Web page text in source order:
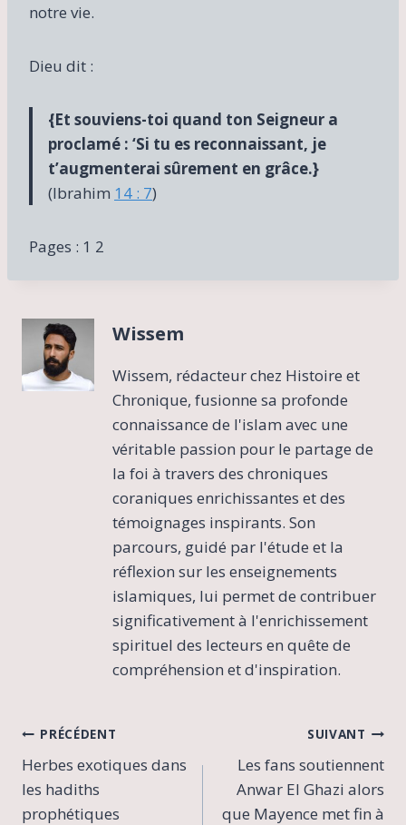
notre vie.
Dieu dit :
{Et souviens-toi quand ton Seigneur a
proclamé : ‘Si tu es reconnaissant, je
t’augmenterai sûrement en grâce.}
(Ibrahim 14 : 7)
Pages : 1 2
Wissem
Wissem, rédacteur chez Histoire et
Chronique, fusionne sa profonde
connaissance de l'islam avec une
véritable passion pour le partage de
la foi à travers des chroniques
coraniques enrichissantes et des
témoignages inspirants. Son
parcours, guidé par l'étude et la
réflexion sur les enseignements
islamiques, lui permet de contribuer
significativement à l'enrichissement
spirituel des lecteurs en quête de
compréhension et d'inspiration.
Navigation
de
l’article
PRÉCÉDENT
Herbes exotiques dans
les hadiths
prophétiques
SUIVANT
Les fans soutiennent
Anwar El Ghazi alors
que Mayence met fin à